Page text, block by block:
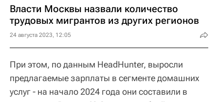
Власти Москвы назвали количество
трудовых мигрантов из других регионов
24 августа 2023, 12:05
При этом, по данным HeadHunter, выросли
предлагаемые зарплаты в сегменте домашних
услуг - на начало 2024 года они составили в